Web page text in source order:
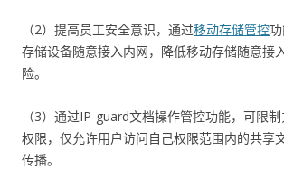
（2）提高员工安全意识，通过移动存储管控
存储设备随意接入内网，降低移动存储随意接
险。
（3）通过IP-guard文档操作管控功能，可限
权限，仅允许用户访问自己权限范围内的共享
传播。